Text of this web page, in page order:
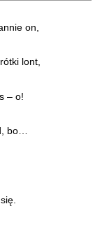
on,
lont,
– o!
bo…